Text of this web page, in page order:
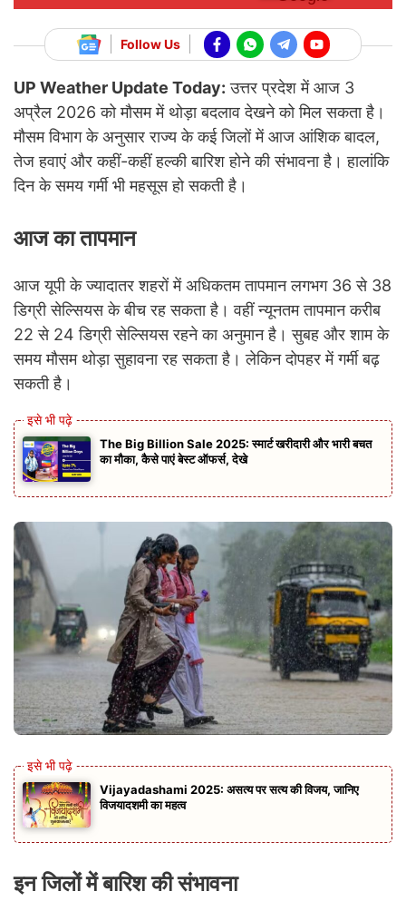
Follow Us
UP Weather Update Today: उत्तर प्रदेश में आज 3
अप्रैल 2026 को मौसम में थोड़ा बदलाव देखने को मिल सकता है।
मौसम विभाग के अनुसार राज्य के कई जिलों में आज आंशिक बादल,
तेज हवाएं और कहीं-कहीं हल्की बारिश होने की संभावना है। हालांकि
दिन के समय गर्मी भी महसूस हो सकती है।
आज का तापमान
आज यूपी के ज्यादातर शहरों में अधिकतम तापमान लगभग 36 से 38
डिग्री सेल्सियस के बीच रह सकता है। वहीं न्यूनतम तापमान करीब
22 से 24 डिग्री सेल्सियस रहने का अनुमान है। सुबह और शाम के
समय मौसम थोड़ा सुहावना रह सकता है। लेकिन दोपहर में गर्मी बढ़
सकती है।
The Big Billion Sale 2025: स्मार्ट खरीदारी और भारी बचत
का मौका, कैसे पाएं बेस्ट ऑफर्स, देखे
Vijayadashami 2025: असत्य पर सत्य की विजय, जानिए
विजयादशमी का महत्व
इन जिलों में बारिश की संभावना